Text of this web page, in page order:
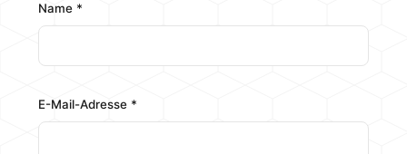
Name *
E-Mail-Adresse *